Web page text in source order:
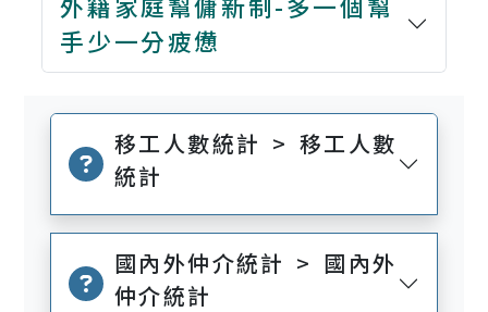
手少一分疲憊
移工人數統計 > 移工人數
統計
國內外仲介統計 > 國內外
仲介統計